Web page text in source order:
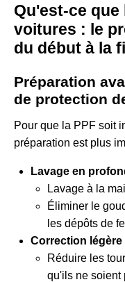
Qu'est-ce que
voitures : le
du début à la
Préparation
de protection
Pour que la PPF soit
préparation est plus
Lavage en
Lavage à la
Éliminer le
les dépôts de
Correction légère
Réduire les
qu'ils ne soient